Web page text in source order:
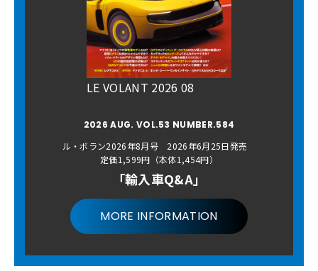
LE VOLANT 2026 08
2026 AUG. VOL.53 NUMBER.584
ル・ボラン2026年8月号 2026年6月25日発売
定価1,599円（本体1,454円）
「輸入車Q&A」
MORE INFORMATION